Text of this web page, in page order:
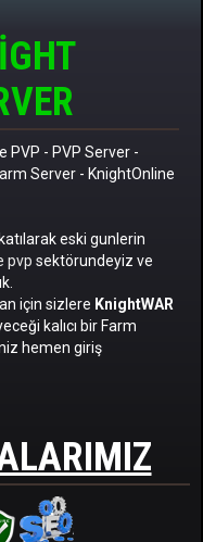
PVP - PVP Server -
Server - KnightOnline
eski gunlerin
pvp sektörundeyiz ve
için sizlere KnightWAR
kalıcı bir Farm
hemen giriş